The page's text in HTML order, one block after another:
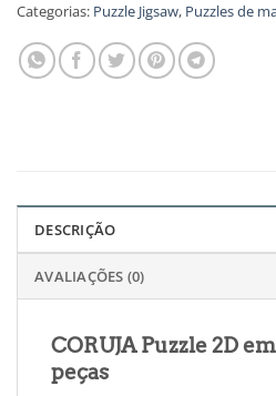
Categorias: Puzzle Jigsaw, Puzzles de
DESCRIÇÃO
AVALIAÇÕES (0)
CORUJA Puzzle 2D
peças